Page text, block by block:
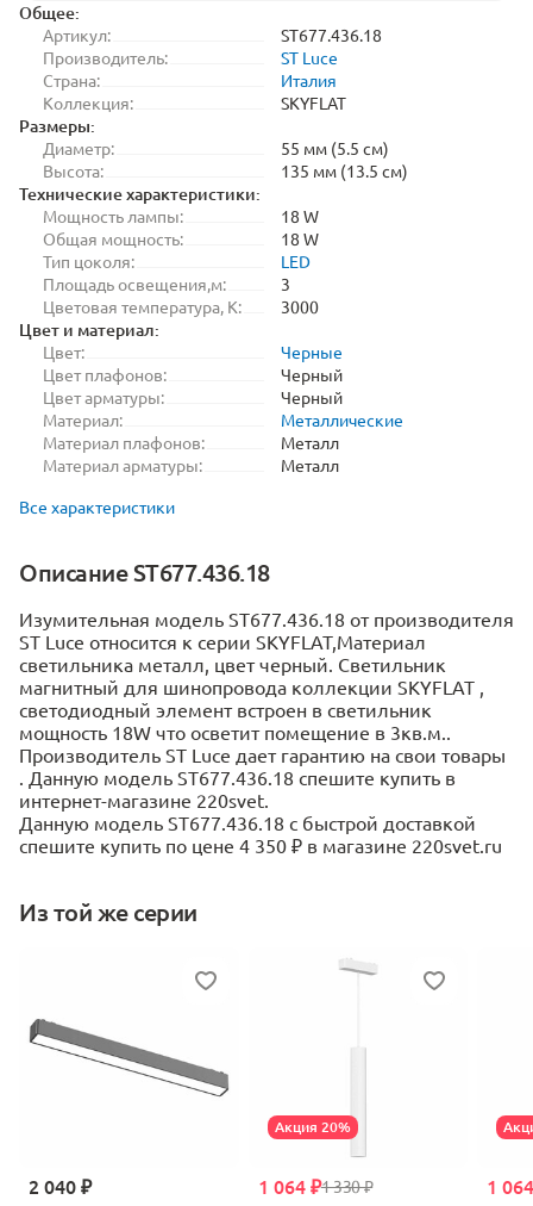
Общее:
Артикул:
ST677.436.18
Производитель:
ST Luce
Страна:
Италия
Коллекция:
SKYFLAT
Размеры:
Диаметр:
55 мм (5.5 см)
Высота:
135 мм (13.5 см)
Технические характеристики:
Мощность лампы:
18 W
Общая мощность:
18 W
Тип цоколя:
LED
Площадь освещения,м:
3
Цветовая температура, K:
3000
Цвет и материал:
Цвет:
Черные
Цвет плафонов:
Черный
Цвет арматуры:
Черный
Материал:
Металлические
Материал плафонов:
Металл
Материал арматуры:
Металл
Все характеристики
Описание ST677.436.18
Изумительная модель ST677.436.18 от производителя
ST Luce относится к серии SKYFLAT,Материал
светильника металл, цвет черный. Светильник
магнитный для шинопровода коллекции SKYFLAT ,
светодиодный элемент встроен в светильник
мощность 18W что осветит помещение в 3кв.м..
Производитель ST Luce дает гарантию на свои товары
. Данную модель ST677.436.18 спешите купить в
интернет-магазине 220svet.
Данную модель ST677.436.18 с быстрой доставкой
спешите купить по цене 4 350 ₽ в магазине 220svet.ru
Из той же серии
2 040 ₽
Акция 20%
1 330 ₽
1 064 ₽ 1